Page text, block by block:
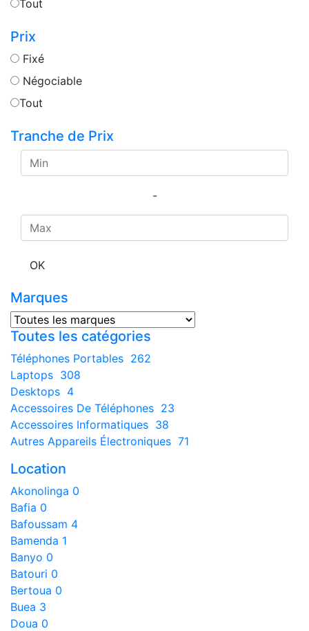
Tout
Prix
Fixé
Négociable
Tout
Tranche de Prix
-
OK
Marques
Toutes les catégories
Téléphones Portables 262
Laptops 308
Desktops 4
Accessoires De Téléphones 23
Accessoires Informatiques 38
Autres Appareils Électroniques 71
Location
Akonolinga 0
Bafia 0
Bafoussam 4
Bamenda 1
Banyo 0
Batouri 0
Bertoua 0
Buea 3
Doua 0